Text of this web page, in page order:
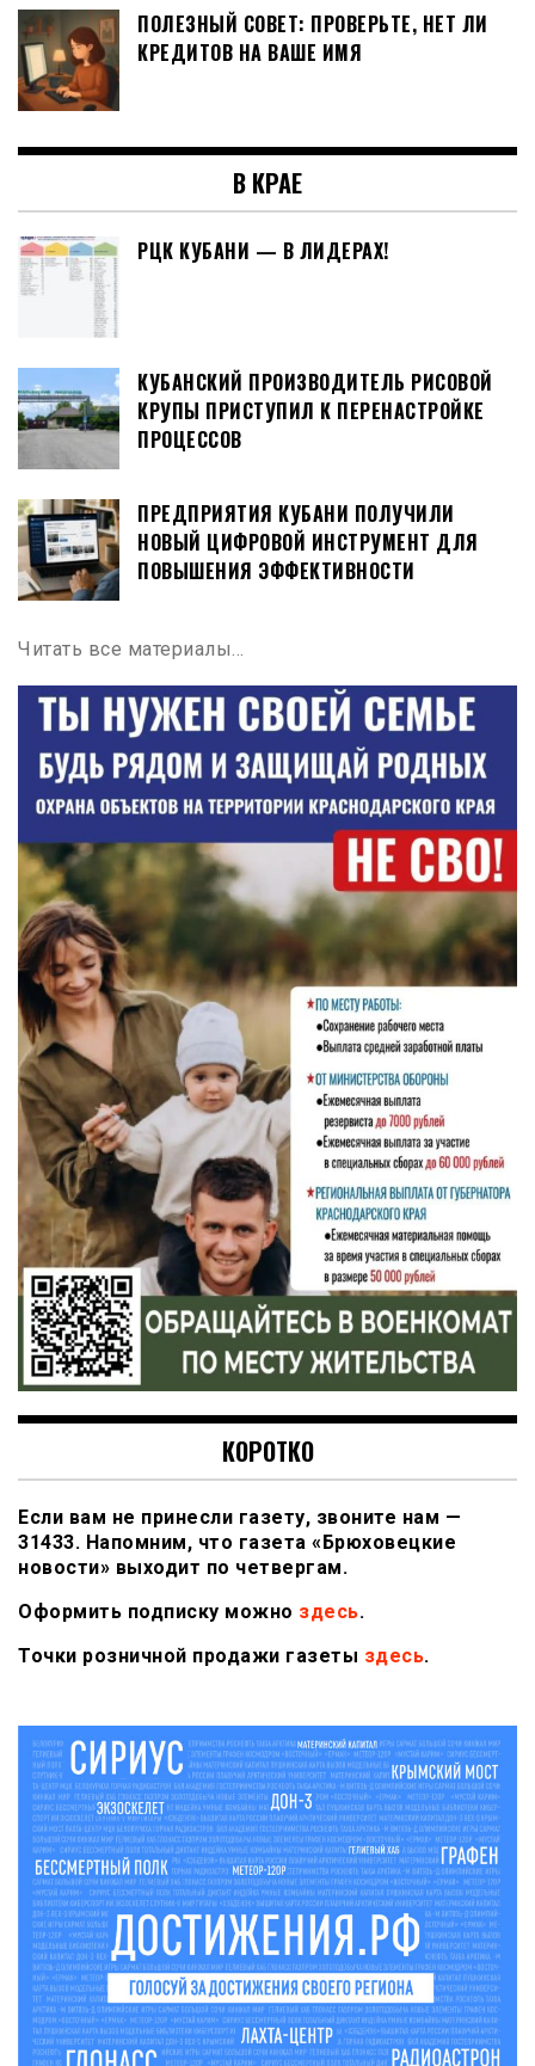
ПОЛЕЗНЫЙ СОВЕТ: ПРОВЕРЬТЕ, НЕТ ЛИ
КРЕДИТОВ НА ВАШЕ ИМЯ
В КРАЕ
РЦК КУБАНИ — В ЛИДЕРАХ!
КУБАНСКИЙ ПРОИЗВОДИТЕЛЬ РИСОВОЙ
КРУПЫ ПРИСТУПИЛ К ПЕРЕНАСТРОЙКЕ
ПРОЦЕССОВ
ПРЕДПРИЯТИЯ КУБАНИ ПОЛУЧИЛИ
НОВЫЙ ЦИФРОВОЙ ИНСТРУМЕНТ ДЛЯ
ПОВЫШЕНИЯ ЭФФЕКТИВНОСТИ
Читать все материалы…
КОРОТКО
Если вам не принесли газету, звоните нам —
31433. Напомним, что газета «Брюховецкие
новости» выходит по четвергам.
Оформить подписку можно здесь.
Точки розничной продажи газеты здесь.